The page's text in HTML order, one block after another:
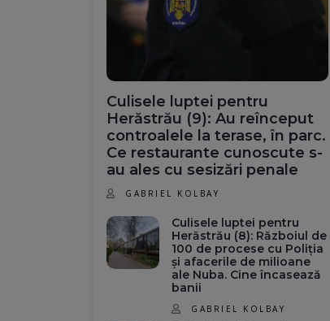
Culisele luptei pentru
Herăstrău (9): Au reînceput
controalele la terase, în parc.
Ce restaurante cunoscute s-
au ales cu sesizări penale
GABRIEL KOLBAY
Culisele luptei pentru
Herăstrău (8): Războiul de
100 de procese cu Poliția
și afacerile de milioane
ale Nuba. Cine încasează
banii
GABRIEL KOLBAY